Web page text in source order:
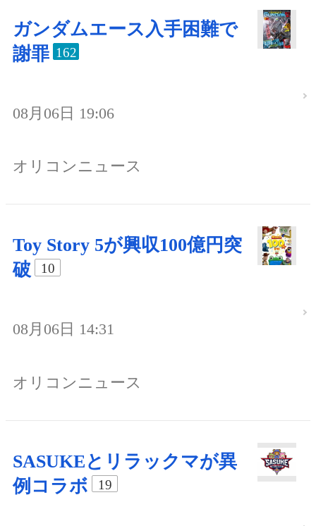
ガンダムエース入手困難で
謝罪 162
08月06日 19:06
オリコンニュース
Toy Story 5が興収100億円突
破
10
08月06日 14:31
オリコンニュース
SASUKEとリラックマが異
例コラボ
19